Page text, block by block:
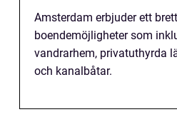
Amsterdam erbjuder ett
boendemöjligheter som
vandrarhem, privatuthyrda
och kanalbåtar.